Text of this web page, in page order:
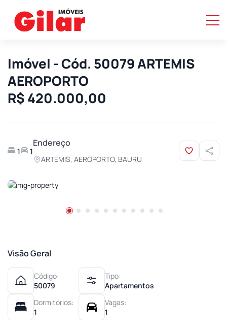
Imóvel - Cód. 50079 ARTEMIS
AEROPORTO
R$ 420.000,00
1 1
Endereço
ARTEMIS, AEROPORTO, BAURU
Visão Geral
Código:
50079
Tipo:
Apartamentos
Dormitórios:
1
Vagas:
1